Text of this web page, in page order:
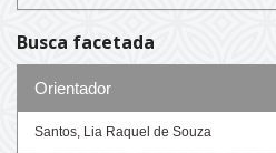
Busca facetada
Orientador
Santos, Lia Raquel de Souza